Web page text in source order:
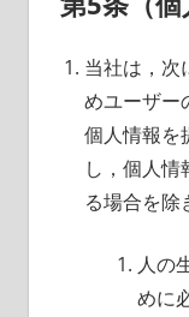
当社は，次
めユーザー
個人情報を
し，個人
る場合を除
人の
めに